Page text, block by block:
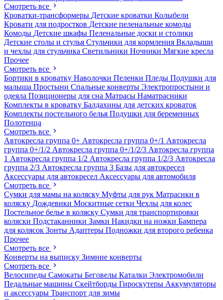
Смотреть все
Кроватки-трансформеры Детские кроватки Колыбели
Кровати для подростков Детские пеленальные комоды
Комоды Детские шкафы Пеленальные доски и столики
Детские столы и стулья Стульчики для кормления Вкладыши
и чехлы для стульчика Светильники Ночники Мягкие кресла
Прочее
Смотреть все
Бортики в кроватку Наволочки Пеленки Пледы Подушки для
малыша Простыни Спальные конверты Электропростыни и
одеяла Позиционеры для сна Матрасы Наматрасники
Комплекты в кроватку Балдахины для детских кроваток
Комплекты постельного белья Подушки для беременных
Полотенца
Смотреть все
Автокресла группа 0+ Автокресла группа 0+/1 Автокресла
группа 0+/1/2 Автокресла группа 0+/1/2/3 Автокресла группа
1 Автокресла группа 1/2 Автокресла группа 1/2/3 Автокресла
группа 2/3 Автокресла группа 3 Базы для автокресел
Аксессуары для автокресел Аксессуары для автомобиля
Смотреть все
Сумки для мамы на коляску Муфты для рук Матрасики в
коляску Дождевики Москитные сетки Чехлы для колес
Постельное белье в коляску Сумки для транспортировки
коляски Подстаканники Замки Накидки на ножки Бампера
для колясок Зонты Адаптеры Подножки для второго ребенка
Прочее
Смотреть все
Конверты на выписку Зимние конверты
Смотреть все
Велосипеды Самокаты Беговелы Каталки Электромобили
Педальные машины Скейтборды Гироскутеры Аккумуляторы
и аксессуары Транспорт для зимы